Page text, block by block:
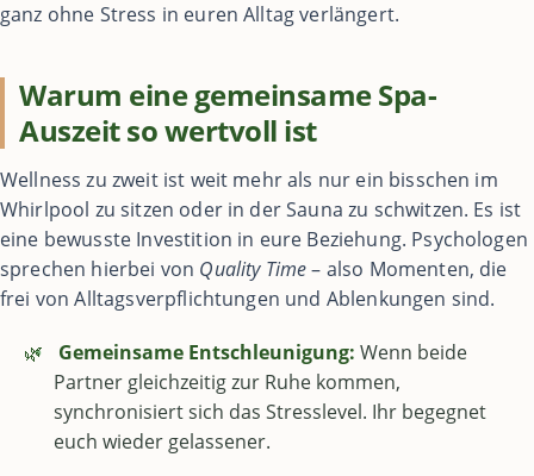
ganz ohne Stress in euren Alltag verlängert.
Warum eine gemeinsame Spa-
Auszeit so wertvoll ist
Wellness zu zweit ist weit mehr als nur ein bisschen im
Whirlpool zu sitzen oder in der Sauna zu schwitzen. Es ist
eine bewusste Investition in eure Beziehung. Psychologen
sprechen hierbei von Quality Time– also Momenten, die
frei von Alltagsverpflichtungen und Ablenkungen sind.
🌿 Gemeinsame Entschleunigung: Wenn beide
Partner gleichzeitig zur Ruhe kommen,
synchronisiert sich das Stresslevel. Ihr begegnet
euch wieder gelassener.